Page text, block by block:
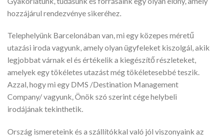
hozzájárul rendezvénye sikeréhez.
Telephelyünk Barcelonában van, mi egy közepes méretű
utazási iroda vagyunk, amely olyan ügyfeleket kiszolgál, akik
legjobbat várnak el és értékelik a kiegészítő részleteket,
amelyek egy tökéletes utazást még tökéletesebbé teszik.
Azzal, hogy mi egy DMS /Destination Management
Company/ vagyunk, Önök szó szerint cége helybeli
irodájának tekinthetik.
Ország ismereteink és a szállítókkal való jól viszonyaink az